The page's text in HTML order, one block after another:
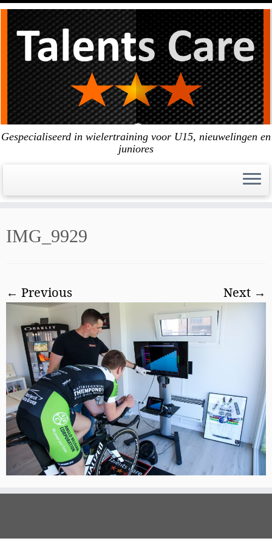
Skip
content
Gespecialiseerd in wielertraining voor U15, nieuwelingen en
juniores
IMG_9929
← Previous Next →